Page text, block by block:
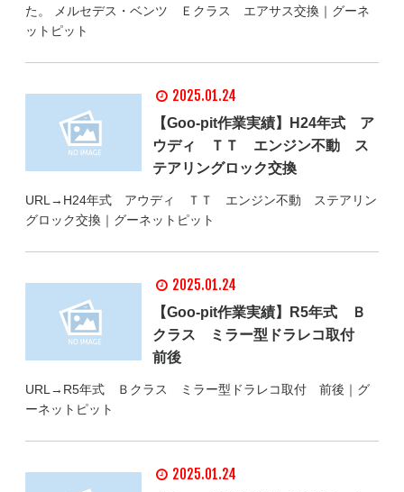
た。 メルセデス・ベンツ Ｅクラス エアサス交換｜グーネ
ットピット
2025.01.24
【Goo-pit作業実績】H24年式 ア
ウディ ＴＴ エンジン不動 ス
テアリングロック交換
URL→H24年式 アウディ ＴＴ エンジン不動 ステアリン
グロック交換｜グーネットピット
2025.01.24
【Goo-pit作業実績】R5年式 Ｂ
クラス ミラー型ドラレコ取付
前後
URL→R5年式 Ｂクラス ミラー型ドラレコ取付 前後｜グ
ーネットピット
2025.01.24